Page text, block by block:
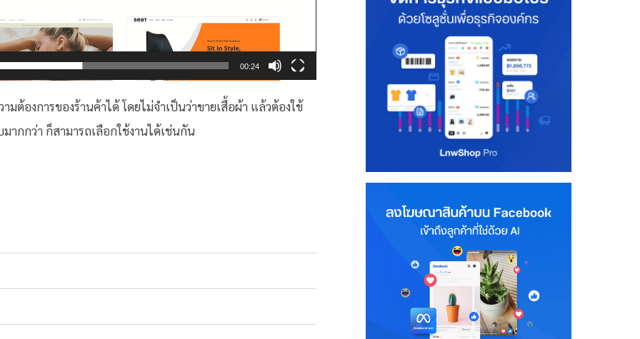
00:24
ต้องการของร้านค้าได้ โดยไม่จำเป็นว่าขายเสื้อผ้า แล้วต้องใช้
กกว่า ก็สามารถเลือกใช้งานได้เช่นกัน